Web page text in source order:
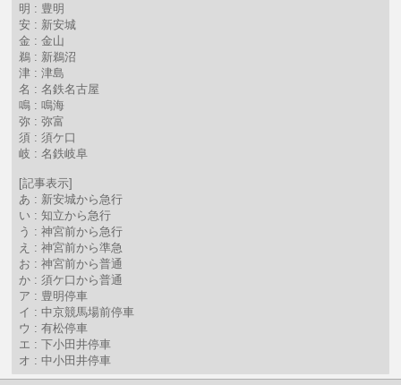
明 : 豊明
安 : 新安城
金 : 金山
鵜 : 新鵜沼
津 : 津島
名 : 名鉄名古屋
鳴 : 鳴海
弥 : 弥富
須 : 須ケ口
岐 : 名鉄岐阜
[記事表示]
あ : 新安城から急行
い : 知立から急行
う : 神宮前から急行
え : 神宮前から準急
お : 神宮前から普通
か : 須ケ口から普通
ア : 豊明停車
イ : 中京競馬場前停車
ウ : 有松停車
エ : 下小田井停車
オ : 中小田井停車